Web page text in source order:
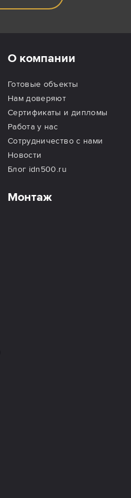
О компании
Готовые объекты
Нам доверяют
Сертификаты и дипломы
Работа у нас
Сотрудничество с нами
Новости
Блог idn500.ru
Монтаж